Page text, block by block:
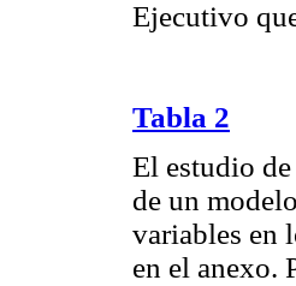
Ejecutivo
Tabla 2
El estudio
de un
variables en
en el anexo.